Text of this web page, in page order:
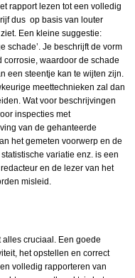
rapport lezen tot een volledig
dus op basis van louter
Een kleine suggestie:
schade’. Je beschrijft de vorm
corrosie, waardoor de schade
een steentje kan te wijten zijn.
meettechnieken zal dan
Wat voor beschrijvingen
inspecties met
van de gehanteerde
het gemeten voorwerp en de
variatie enz. is een
en de lezer van het
misleid.
cruciaal. Een goede
het opstellen en correct
volledig rapporteren van